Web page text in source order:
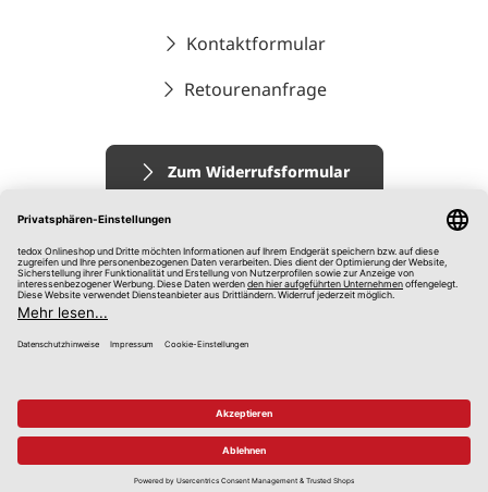
Kontaktformular
Retourenanfrage
Zum Widerrufsformular
© 2026 tedox KG
Impressum
AGB
Datenschutz
Hinweisgebersystem